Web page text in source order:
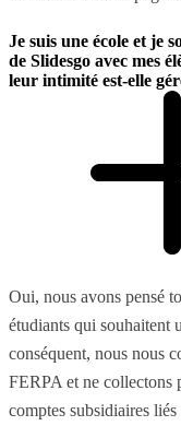
Je suis une école et je
de Slidesgo avec mes
leur intimité est-elle
Oui, nous avons pensé
étudiants qui souhaitent
conséquent, nous nous
FERPA et ne collectons
comptes subsidiaires